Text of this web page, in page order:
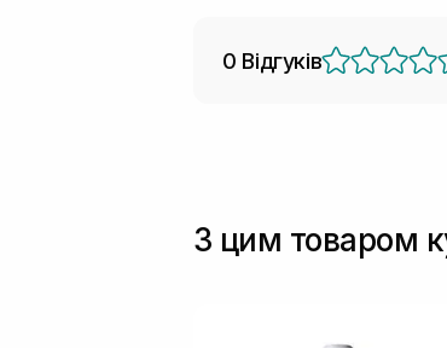
0 Відгуків
З цим товаром